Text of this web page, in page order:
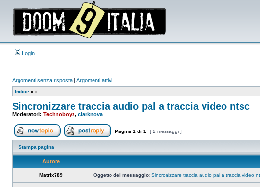
Login
Argomenti senza risposta | Argomenti attivi
Indice » »
Sincronizzare traccia audio pal a traccia video ntsc
Moderatori: Technoboyz, clarknova
Apri un nuovo argomentoRispondi all’argomento
Pagina 1 di 1 [ 2 messaggi ]
Stampa pagina
Autore
Matrix789 Oggetto del messaggio: Sincronizzare traccia audio pal a traccia video